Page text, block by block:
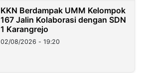
KKN Berdampak UMM Kelompok
167 Jalin Kolaborasi dengan SDN
1 Karangrejo
02/08/2026 - 19:20